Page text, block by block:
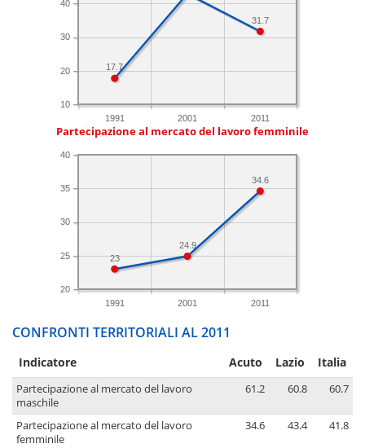
1991 2001 2011
10
20
30
40
31.7
17.7
Partecipazione al mercato del lavoro femminile
1991 2001 2011
20
25
30
35
40
34.6
24.9
23
CONFRONTI TERRITORIALI AL 2011
Indicatore Acuto Lazio Italia
Partecipazione al mercato del lavoro
maschile
61.2 60.8 60.7
Partecipazione al mercato del lavoro
femminile
34.6 43.4 41.8